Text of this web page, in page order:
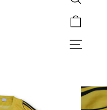
Rechercher
Navigation